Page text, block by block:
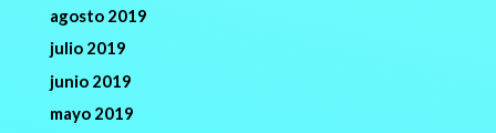
agosto 2019
julio 2019
junio 2019
mayo 2019